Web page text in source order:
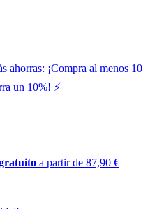
ahorras: ¡Compra al menos 10
un 10%! ⚡️
a partir de 87,90 €